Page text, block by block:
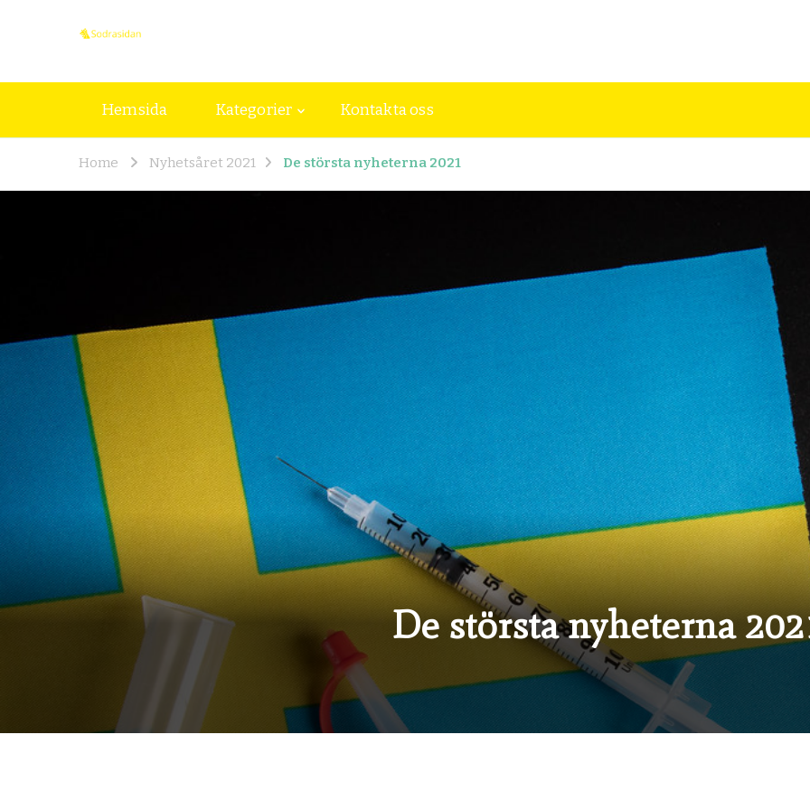
Hemsida Kategorier Kontakta oss
Home Nyhetsåret 2021 De största nyheterna 2021
De största nyheterna